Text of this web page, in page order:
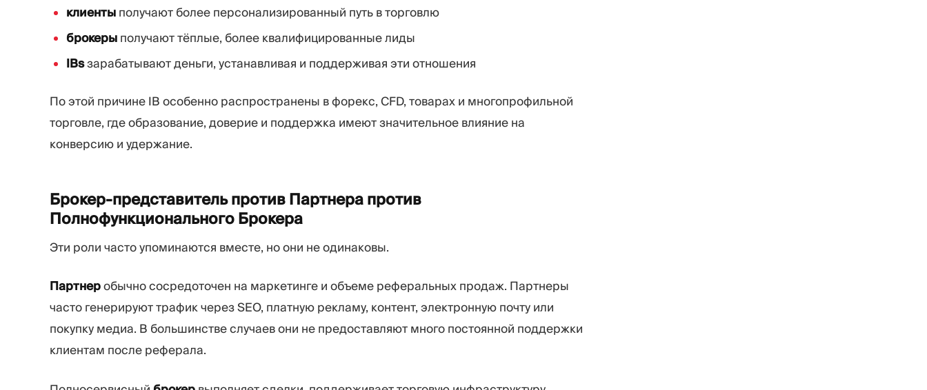
клиенты получают более персонализированный путь в торговлю
брокеры получают тёплые, более квалифицированные лиды
IBsзарабатывают деньги, устанавливая и поддерживая эти отношения
По этой причине IB особенно распространены в форекс, CFD, товарах и многопрофильной
торговле, где образование, доверие и поддержка имеют значительное влияние на
конверсию и удержание.
Брокер-представитель против Партнера против
Полнофункционального Брокера
Эти роли часто упоминаются вместе, но они не одинаковы.
Партнеробычно сосредоточен на маркетинге и объеме реферальных продаж. Партнеры
часто генерируют трафик через SEO, платную рекламу, контент, электронную почту или
покупку медиа. В большинстве случаев они не предоставляют много постоянной поддержки
клиентам после реферала.